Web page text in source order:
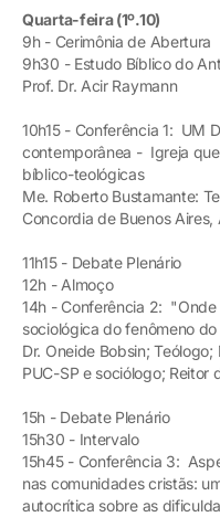
Quarta-feira (1º.10)
9h - Cerimônia de Abertura
9h30 - Estudo Bíblico do
Prof. Dr. Acir Raymann
10h15 - Conferência 1: UM
contemporânea - Igreja
bíblico-teológicas
Me. Roberto Bustamante:
Concordia de Buenos Aires,
11h15 - Debate Plenário
12h - Almoço
14h - Conferência 2: "Onde
sociológica do fenômeno
Dr. Oneide Bobsin;
PUC-SP e sociólogo; Reitor
15h - Debate Plenário
15h30 - Intervalo
15h45 - Conferência 3:
nas comunidades cristãs:
autocrítica sobre as